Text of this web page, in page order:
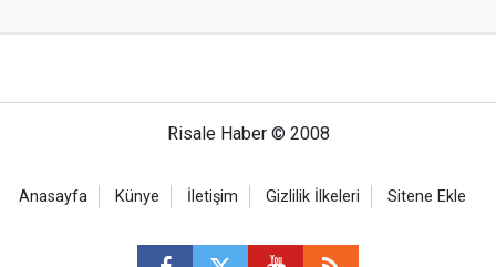
Risale Haber © 2008
Anasayfa Künye İletişim Gizlilik İlkeleri Sitene Ekle